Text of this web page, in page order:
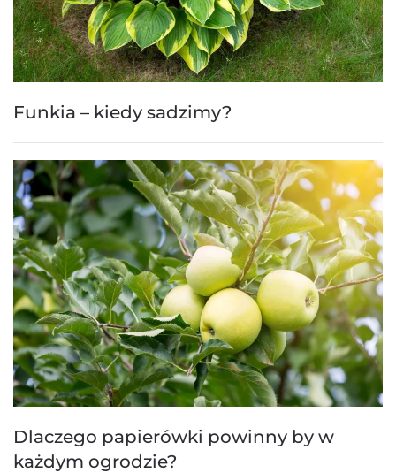
Funkia – kiedy sadzimy?
Dlaczego papierówki powinny by w
każdym ogrodzie?